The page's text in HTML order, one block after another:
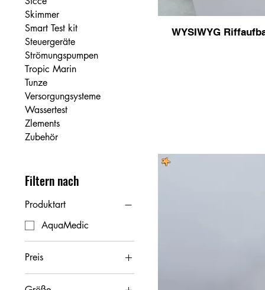
Skimmer
Smart Test kit
Steuergeräte
Strömungspumpen
Tropic Marin
Tunze
Versorgungsysteme
Wassertest
Zlements
Zubehör
Filtern nach
Produktart
AquaMedic
Preis
WYSIWYG